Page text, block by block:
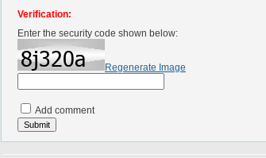
Verification:
Enter the security code shown below:
Regenerate Image
Add comment